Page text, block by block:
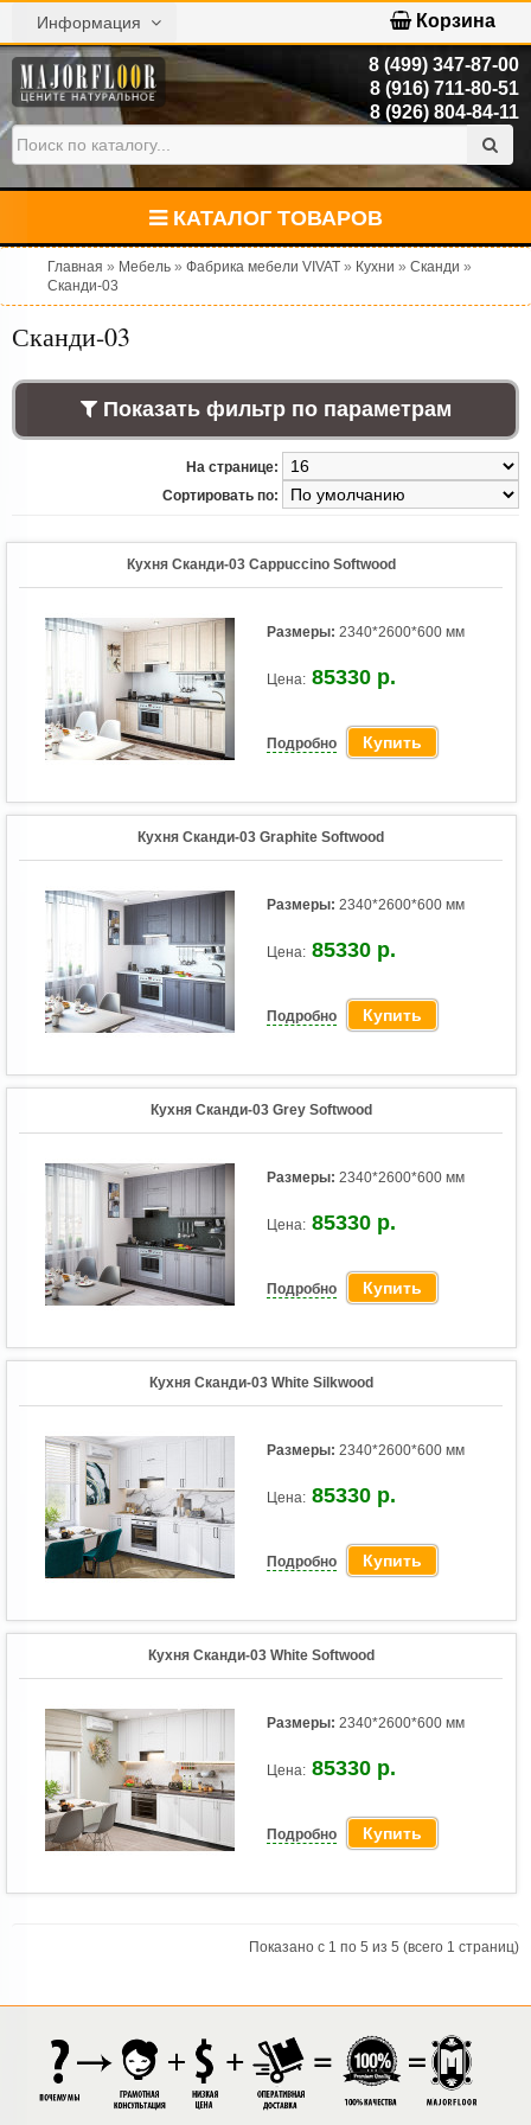
Информация Корзина
8 (499) 347-87-00
8 (916) 711-80-51
8 (926) 804-84-11
КАТАЛОГ ТОВАРОВ
Главная » Мебель » Фабрика мебели VIVAT » Кухни » Сканди »
Сканди-03
Сканди-03
Показать фильтр по параметрам
На странице:
Сортировать по:
Кухня Сканди-03 Cappuccino Softwood
Размеры: 2340*2600*600 мм
Цена: 85330 р.
Подробно Купить
Кухня Сканди-03 Graphite Softwood
Размеры: 2340*2600*600 мм
Цена: 85330 р.
Подробно Купить
Кухня Сканди-03 Grey Softwood
Размеры: 2340*2600*600 мм
Цена: 85330 р.
Подробно Купить
Кухня Сканди-03 White Silkwood
Размеры: 2340*2600*600 мм
Цена: 85330 р.
Подробно Купить
Кухня Сканди-03 White Softwood
Размеры: 2340*2600*600 мм
Цена: 85330 р.
Подробно Купить
Показано с 1 по 5 из 5 (всего 1 страниц)